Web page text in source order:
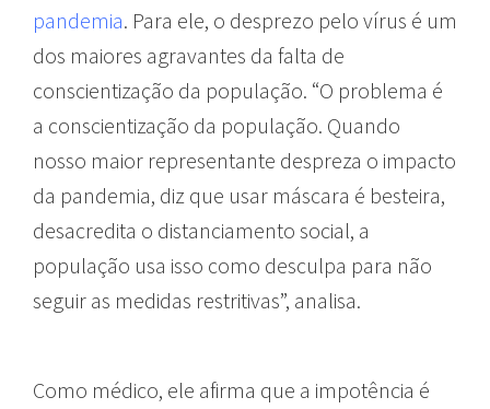
pandemia. Para ele, o desprezo pelo vírus é um
dos maiores agravantes da falta de
conscientização da população. “O problema é
a conscientização da população. Quando
nosso maior representante despreza o impacto
da pandemia, diz que usar máscara é besteira,
desacredita o distanciamento social, a
população usa isso como desculpa para não
seguir as medidas restritivas”, analisa.
Como médico, ele afirma que a impotência é